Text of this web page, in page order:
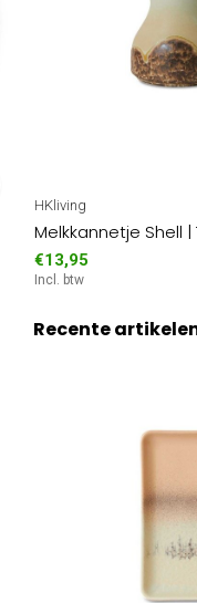
HKliving
Melkkannetje Shell
€13,95
Incl. btw
Recente